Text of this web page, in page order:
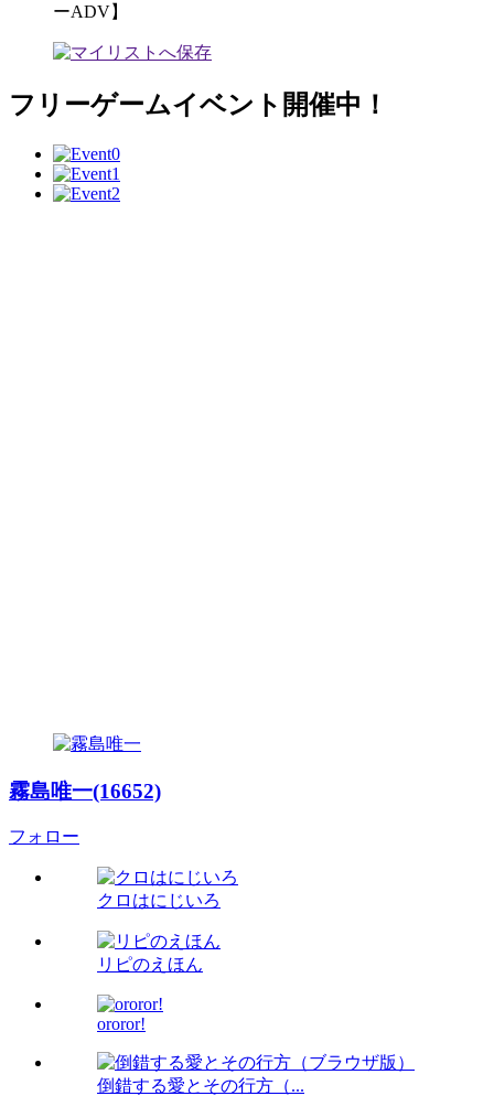
ーADV】
フリーゲームイベント開催中！
霧島唯一(16652)
フォロー
クロはにじいろ
リピのえほん
ororor!
倒錯する愛とその行方（...